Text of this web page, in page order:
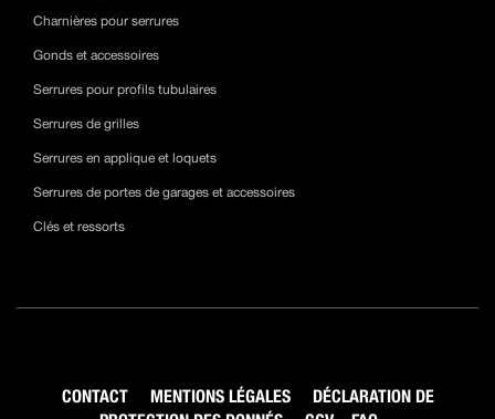
Charnières pour serrures
Gonds et accessoires
Serrures pour profils tubulaires
Serrures de grilles
Serrures en applique et loquets
Serrures de portes de garages et accessoires
Clés et ressorts
CONTACT MENTIONS LÉGALES
DÉCLARATION DE